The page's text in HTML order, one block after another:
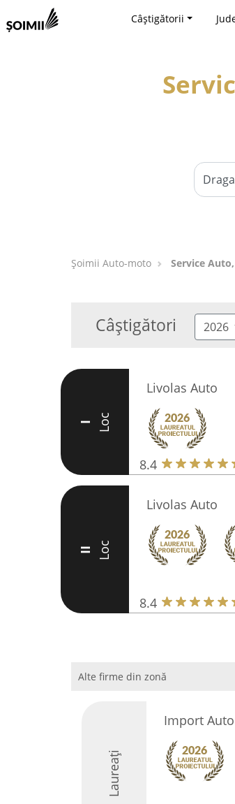
Câștigătorii
Șoimii Auto-moto Service
Câștigători 2026
I Loc
Livolas Auto
8.4
II Loc
Livolas Auto
8.4
Alte firme din zonă
Laureați
Import